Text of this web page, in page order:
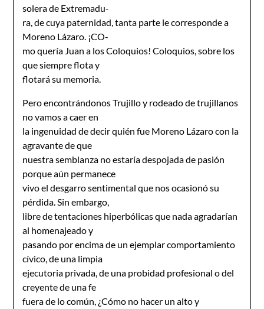
solera de Extremadu-
ra, de cuya paternidad, tanta parte le corresponde a
Moreno Lázaro. ¡CO-
mo quería Juan a los Coloquios! Coloquios, sobre los
que siempre flota y
flotará su memoria.
Pero encontrándonos Trujillo y rodeado de trujillanos
no vamos a caer en
la ingenuidad de decir quién fue Moreno Lázaro con la
agravante de que
nuestra semblanza no estaría despojada de pasión
porque aún permanece
vivo el desgarro sentimental que nos ocasionó su
pérdida. Sin embargo,
libre de tentaciones hiperbólicas que nada agradarían
al homenajeado y
pasando por encima de un ejemplar comportamiento
cívico, de una limpia
ejecutoria privada, de una probidad profesional o del
creyente de una fe
fuera de lo común, ¿Cómo no hacer un alto y